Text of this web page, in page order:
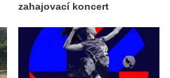
zahajovací koncert